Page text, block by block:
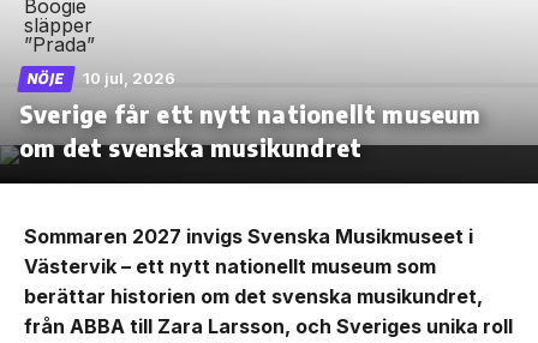
NÖJE 10 jul, 2026
Sverige får ett nytt nationellt museum
om det svenska musikundret
Sommaren 2027 invigs Svenska Musikmuseet i
Västervik – ett nytt nationellt museum som
berättar historien om det svenska musikundret,
från ABBA till Zara Larsson, och Sveriges unika roll